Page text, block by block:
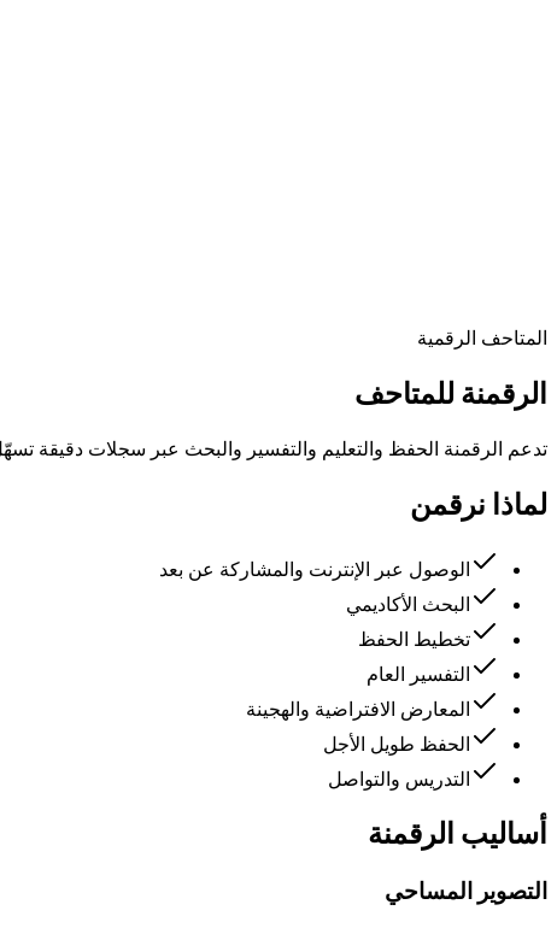
المتاحف الرقمية
الرقمنة للمتاحف
تدعم الرقمنة الحفظ والتعليم والتفسير والبحث عبر سجلات دقيقة
لماذا نرقمن
الوصول عبر الإنترنت والمشاركة عن بعد
البحث الأكاديمي
تخطيط الحفظ
التفسير العام
المعارض الافتراضية والهجينة
الحفظ طويل الأجل
التدريس والتواصل
أساليب الرقمنة
التصوير المساحي